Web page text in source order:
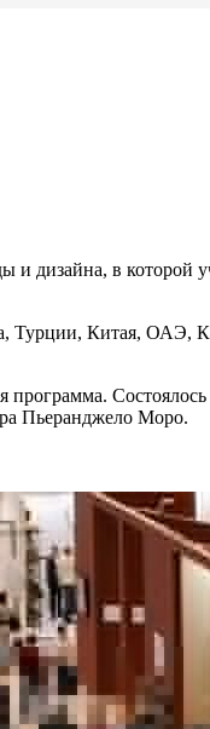
в которой
Китая, ОАЭ,
Пьеранджело Моро.